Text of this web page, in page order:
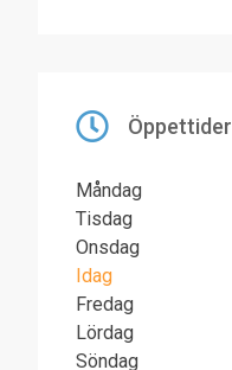
Öppettider
Måndag
Tisdag
Onsdag
Idag
Fredag
Lördag
Söndag